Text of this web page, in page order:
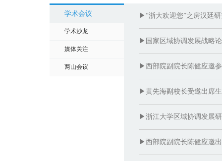
学术会议
学术沙龙
媒体关注
两山会议
▶“浙大欢迎您”之房汉廷
▶国家区域协调发展战略
▶西部院副院长陈健应邀
▶黄先海副校长受邀出席
▶浙江大学区域协调发展
▶西部院副院长陈健应邀